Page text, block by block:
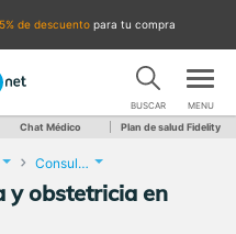
de descuento para tu compra
BUSCAR MENU
Chat Médico Plan de salud Fidelity
Consulta de Ginecología y obstetricia
y obstetricia en